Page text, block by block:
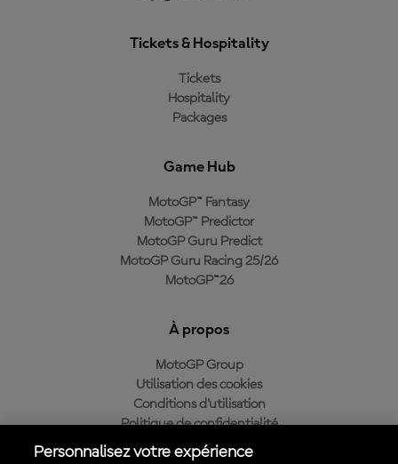
Tickets & Hospitality
Tickets
Hospitality
Packages
Game Hub
MotoGP™ Fantasy
MotoGP™ Predictor
MotoGP Guru Predict
MotoGP Guru Racing 25/26
MotoGP™26
À propos
MotoGP Group
Utilisation des cookies
Conditions d'utilisation
Politique de confidentialité
Politique d’achat
Personnalisez votre expérience